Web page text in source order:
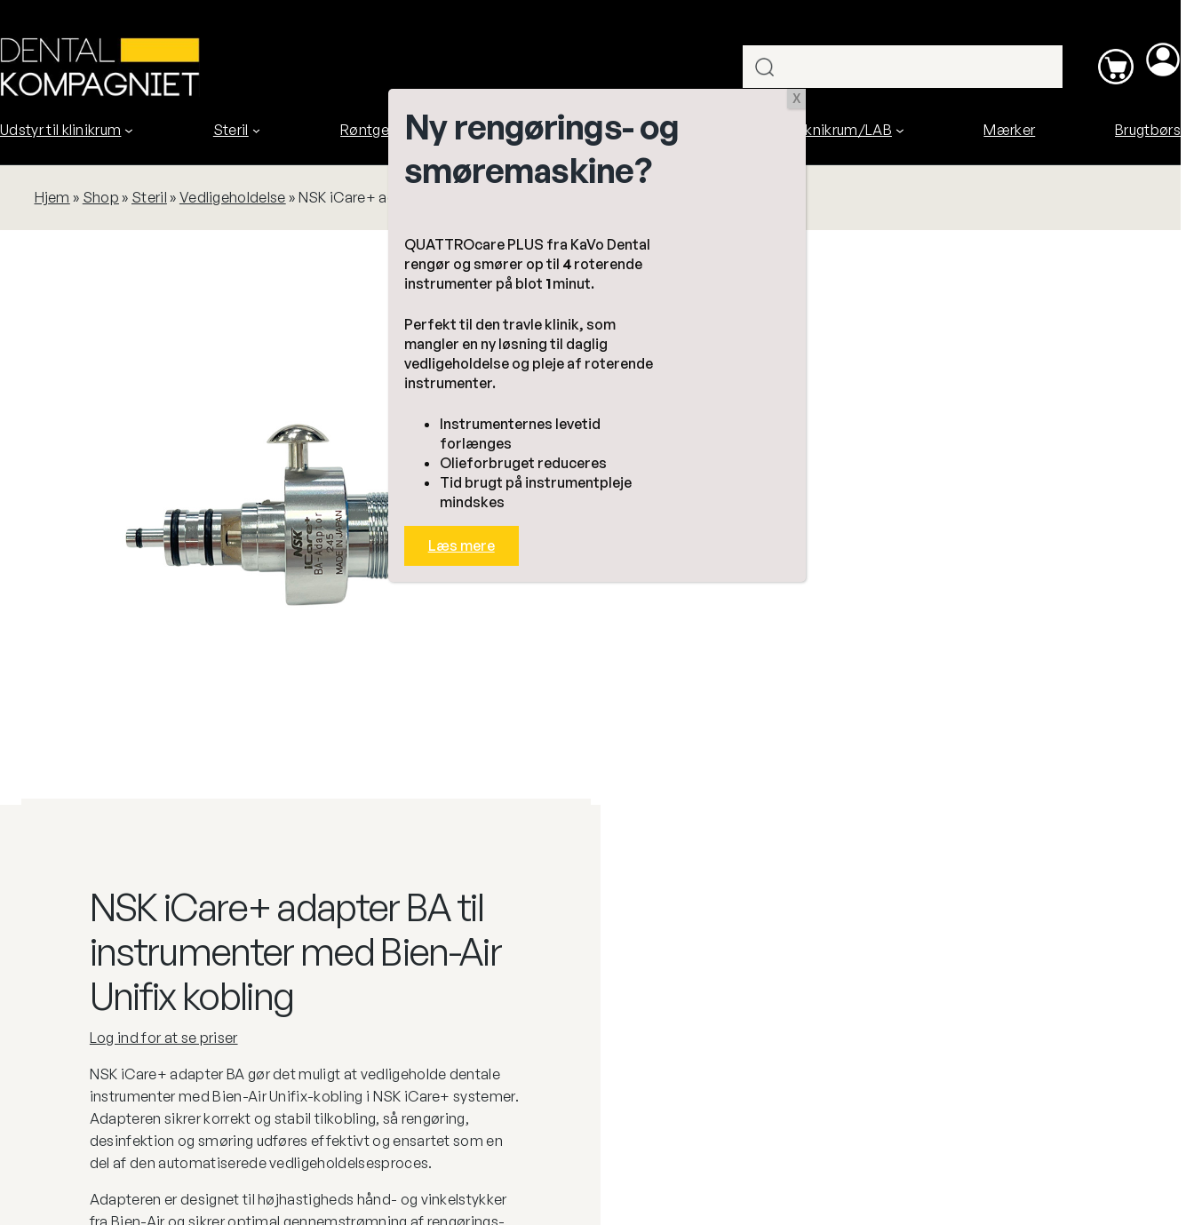
indhold
Udstyr til klinikrum Steril Røntgen Småudstyr Kirurgi Teknikrum/LAB Mærker Brugtbørs
Hjem » Shop » Steril » Vedligeholdelse » NSK iCare+ adapter BA til instrumenter med Bien-Air Unifix kobling
NSK iCare+ adapter BA til
instrumenter med Bien-Air
Unifix kobling
Log ind for at se priser
NSK iCare+ adapter BA gør det muligt at vedligeholde dentale
instrumenter med Bien-Air Unifix-kobling i NSK iCare+ systemer.
Adapteren sikrer korrekt og stabil tilkobling, så rengøring,
desinfektion og smøring udføres effektivt og ensartet som en
del af den automatiserede vedligeholdelsesproces.
Adapteren er designet til højhastigheds hånd- og vinkelstykker
Ny rengørings- og
smøremaskine?
QUATTROcare PLUS fra KaVo Dental
rengør og smører op til 4 roterende
instrumenter på blot 1minut.
Perfekt til den travle klinik, som
mangler en ny løsning til daglig
vedligeholdelse og pleje af roterende
instrumenter.
Instrumenternes levetid
forlænges
Olieforbruget reduceres
Tid brugt på instrumentpleje
mindskes
Læs mere
X